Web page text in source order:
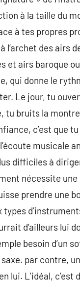
à la taille du
à tes propres
l’archet des airs
et airs baroque
qui donne le
Le jour, tu
tu bruits la
c’est que
musicale
difficiles à
nécessite
prendre une
d’ailleurs lui
besoin d’un
par contre,
lui. L’idéal,